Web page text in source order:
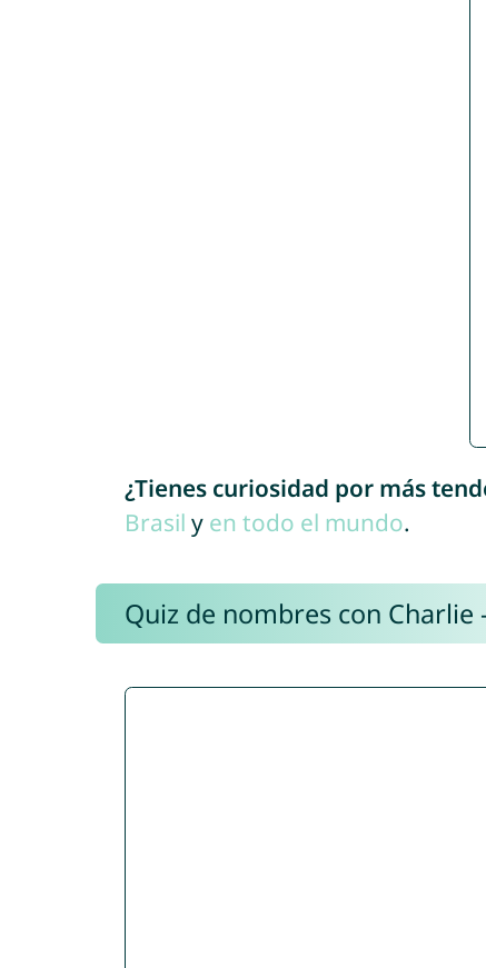
¿Tienes curiosidad por más
Brasil y en todo el mundo.
Quiz de nombres con Charlie